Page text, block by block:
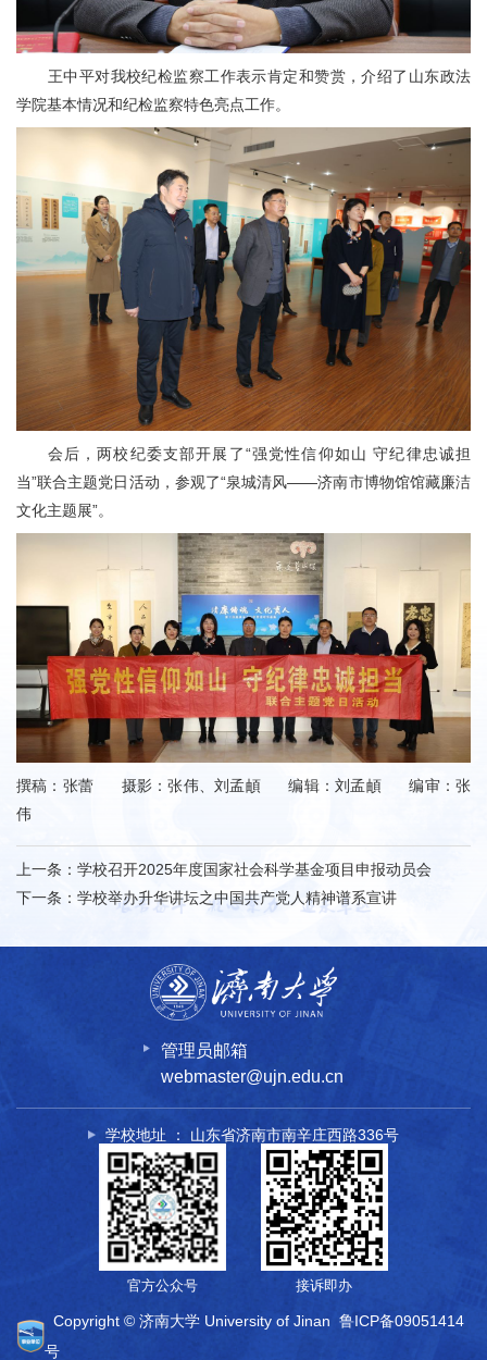
王中平对我校纪检监察工作表示肯定和赞赏，介绍了山东政法
学院基本情况和纪检监察特色亮点工作。
会后，两校纪委支部开展了“强党性信仰如山 守纪律忠诚担
当”联合主题党日活动，参观了“泉城清风——济南市博物馆馆藏廉洁
文化主题展”。
撰稿：张蕾 摄影：张伟、刘孟頔 编辑：刘孟頔 编审：张
伟
上一条： 学校召开2025年度国家社会科学基金项目申报动员会
下一条： 学校举办升华讲坛之中国共产党人精神谱系宣讲
管理员邮箱
webmaster@ujn.edu.cn
学校地址 ： 山东省济南市南辛庄西路336号
官方公众号 接诉即办
Copyright © 济南大学 University of Jinan 鲁ICP备09051414
号